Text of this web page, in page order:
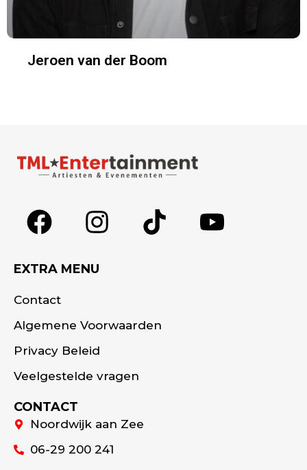
Jeroen van der Boom
EXTRA MENU
Contact
Algemene Voorwaarden
Privacy Beleid
Veelgestelde vragen
CONTACT
Noordwijk aan Zee
06-29 200 241